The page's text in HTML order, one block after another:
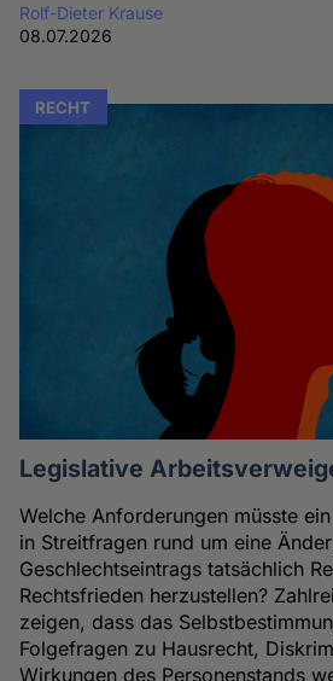
Rolf-Dieter Krause
08.07.2026
RECHT
Legislative
Welche Anforderungen müsste
in Streitfragen rund um eine
Geschlechtseintrags tatsächlich
Rechtsfrieden herzustellen?
zeigen, dass das
Folgefragen zu Hausrecht,
Wirkungen des Personenstands